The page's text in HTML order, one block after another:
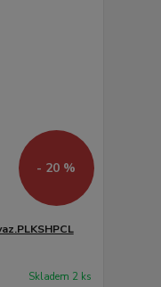
- 20 %
Skladem 2 ks